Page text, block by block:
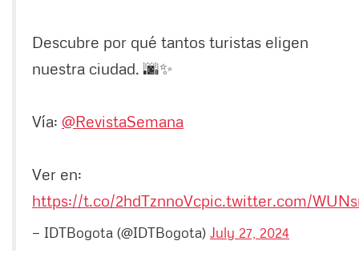
Descubre por qué tantos turistas eligen
nuestra ciudad. 🌆✨
Vía: @RevistaSemana
Ver en:
https://t.co/2hdTznnoVcpic.twitter.com/
— IDTBogota (@IDTBogota) July 27, 2024